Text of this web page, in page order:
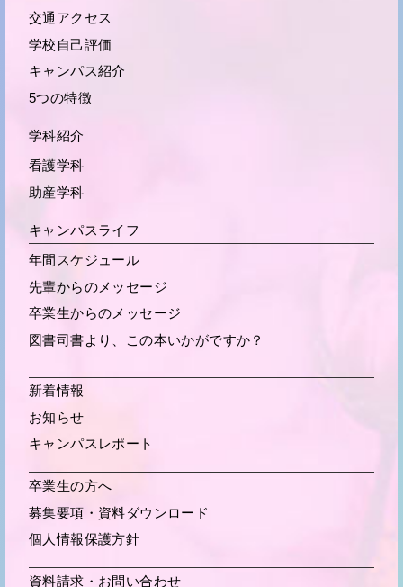
交通アクセス
学校自己評価
キャンパス紹介
5つの特徴
学科紹介
看護学科
助産学科
キャンパスライフ
年間スケジュール
先輩からのメッセージ
卒業生からの メッセージ
図書司書より、この本いかがですか？
新着情報
お知らせ
キャンパスレポート
卒業生の方へ
募集要項・ 資料ダウンロード
個人情報保護方針
資料請求・お問い合わせ